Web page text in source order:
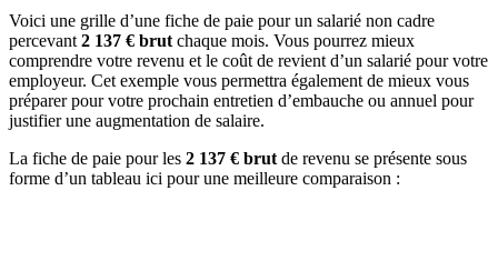
Voici une grille d’une fiche de paie pour un salarié non cadre
percevant 2 137 € brut chaque mois. Vous pourrez mieux
comprendre votre revenu et le coût de revient d’un salarié pour votre
employeur. Cet exemple vous permettra également de mieux vous
préparer pour votre prochain entretien d’embauche ou annuel pour
justifier une augmentation de salaire.
La fiche de paie pour les 2 137 € brut de revenu se présente sous
forme d’un tableau ici pour une meilleure comparaison :